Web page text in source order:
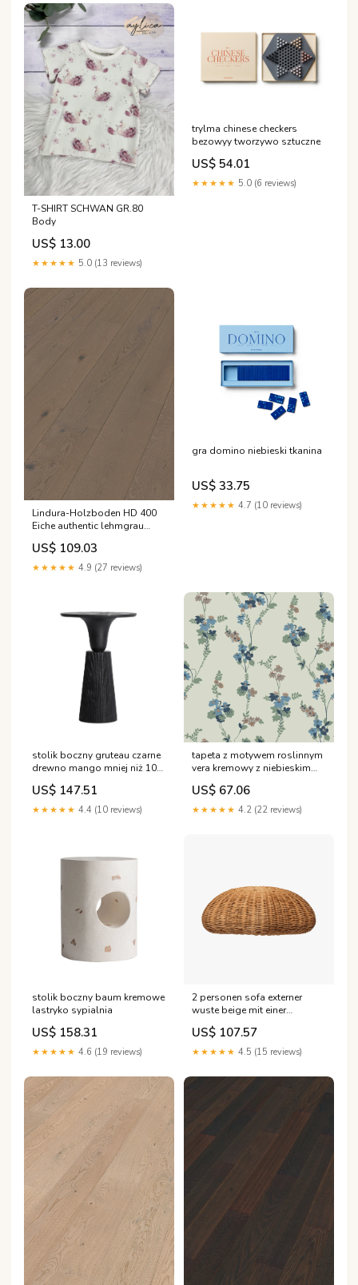
T-SHIRT SCHWAN GR.80
Body
US$ 13.00
★★★★★ 5.0 (13 reviews)
trylma chinese checkers
bezowyy tworzywo sztuczne
US$ 54.01
★★★★★ 5.0 (6 reviews)
Lindura-Holzboden HD 400
Eiche authentic lehmgrau
08901 echtholz
US$ 109.03
★★★★★ 4.9 (27 reviews)
gra domino niebieski tkanina
US$ 33.75
★★★★★ 4.7 (10 reviews)
stolik boczny gruteau czarne
drewno mango mniej niż 100
US$ 147.51
★★★★★ 4.4 (10 reviews)
tapeta z motywem roslinnym
vera kremowy z niebieskim
czarna
US$ 67.06
★★★★★ 4.2 (22 reviews)
stolik boczny baum kremowe
lastryko sypialnia
US$ 158.31
★★★★★ 4.6 (19 reviews)
2 personen sofa externer
wuste beige mit einer
schwarzen basis 10
Titel:Default Title
US$ 107.57
★★★★★ 4.5 (15 reviews)